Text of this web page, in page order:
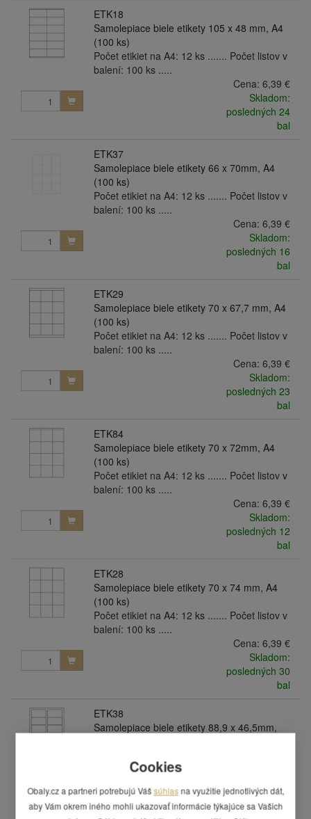
ETK18
Samolepiace biele etikety 105 x 48 mm, A4
(100 ks)
Počet etikiet na A4: 12 ks ....... Počet listov v
balení: 100 ks .....
Cena: 6,39 €
Skladom:
posledných 24
bal
ETK37
Samolepiace biele etikety 66 x 70mm, A4
(100 ks)
Počet etikiet na A4: 12 ks ....... Počet listov v
balení: 100 ks .....
Cena: 6,39 €
Skladom:
posledných 16
bal
ETK29
Samolepiace biele etikety 70 x 67,7 mm, A4
(100 ks)
Počet etikiet na A4: 12 ks ....... Počet listov v
balení: 100 ks .....
Cena: 6,39 €
Skladom:
posledných 23
bal
ETK84
Samolepiace biele etikety 70 x 72mm, A4
(100 ks)
Počet etikiet na A4: 12 ks ....... Počet listov v
balení: 100 ks .....
Cena: 6,39 €
Skladom:
posledných 12
bal
ETK28
Samolepiace biele etikety 70 x 74 mm, A4
(100 ks)
Počet etikiet na A4: 12 ks ....... Počet listov v
balení: 100 ks .....
Cena: 6,39 €
Skladom:
posledných 30
bal
ETK38
Samolepiace biele etikety 88,9 x 46,5mm,
balení: 100 ks .....
Skladom:
posledných 15
Cookies
Obaly.cz a partneri potrebujú Vášsúhlas na využitie jednotlivých dát,
aby Vám okrem iného mohli ukazovať informácie týkajúce sa Vašich